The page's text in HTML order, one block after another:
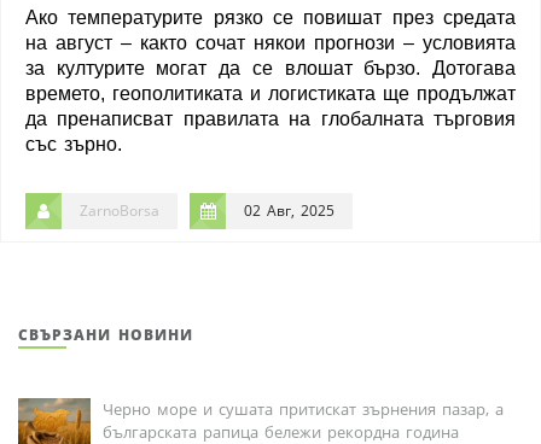
Ако температурите рязко се повишат през средата
на август – както сочат някои прогнози – условията
за културите могат да се влошат бързо. Дотогава
времето, геополитиката и логистиката ще продължат
да пренаписват правилата на глобалната търговия
със зърно.
ZarnoBorsa 02 Авг, 2025
СВЪРЗАНИ НОВИНИ
Черно море и сушата притискат зърнения пазар, а
българската рапица бележи рекордна година